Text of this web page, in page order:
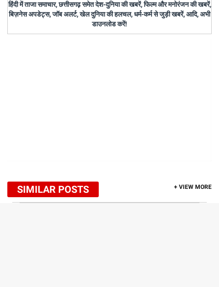
हिंदी में ताजा समाचार, छत्तीसगढ़ समेत देश-दुनिया की खबरें, फिल्म और मनोरंजन की खबरें,
बिज़नेस अपडेट्स, जॉब अलर्ट, खेल दुनिया की हलचल, धर्म-कर्म से जुड़ी खबरें, आदि, अभी
डाउनलोड करें!
SIMILAR POSTS + VIEW MORE